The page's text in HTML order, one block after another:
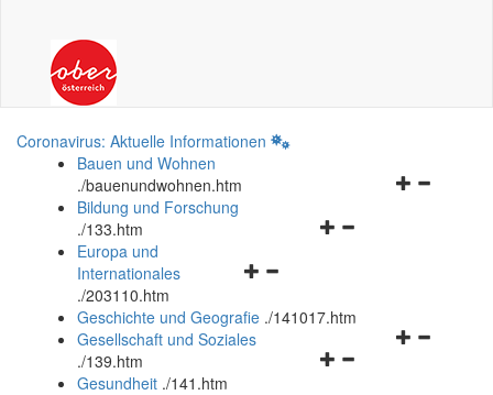
Coronavirus: Aktuelle Informationen
Bauen und Wohnen
./bauenundwohnen.htm
Navigationsmenü
Bildung und Forschung
./133.htm
Navigationsmenü
und
schließen
Europa und
Internationales
./203110.htm
Geschichte und Geografie ./141017.htm
Navigationsmenü
Gesellschaft und Soziales
./139.htm
Gesundheit ./141.htm